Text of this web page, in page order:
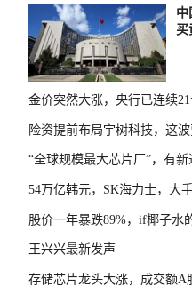
中
买
金价突然大涨，央行已连续
险资提前布局宇树科技，这波
“全球规模最大芯片厂”，有新
54万亿韩元，SK海力士，大
股价一年暴跌89%，if椰子水
王兴兴最新发声
存储芯片龙头大涨，成交额A